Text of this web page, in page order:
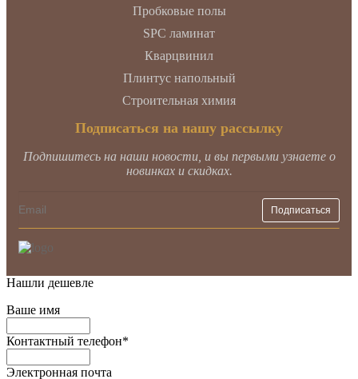
Пробковые полы
SPC ламинат
Кварцвинил
Плинтус напольный
Строительная химия
Подписаться на нашу рассылку
Подпишитесь на наши новости, и вы первыми узнаете о
новинках и скидках.
Нашли дешевле
Ваше имя
Контактный телефон*
Электронная почта